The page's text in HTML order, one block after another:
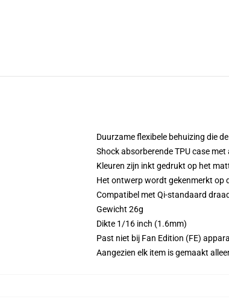
Duurzame flexibele behuizing die
Shock absorberende TPU case
Kleuren zijn inkt gedrukt op het
Het ontwerp wordt gekenmerkt op
Compatibel met Qi-standaard
Gewicht 26g
Dikte 1/16 inch (1.6mm)
Past niet bij Fan Edition (FE)
Aangezien elk item is gemaakt